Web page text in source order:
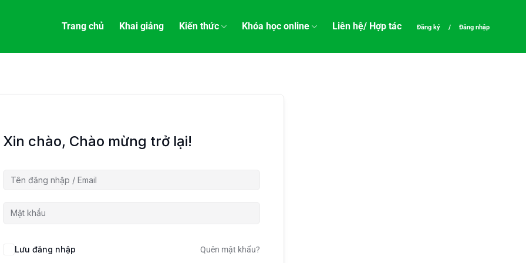
Trang chủ Khai giảng Kiến thức Khóa học online Liên hệ/ Hợp tác Đăng ký / Đăng nhập
Xin chào, Chào mừng trở lại!
Lưu đăng nhập Quên mật khẩu?